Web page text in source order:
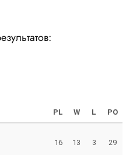
PL W L PO
16 13 3 29